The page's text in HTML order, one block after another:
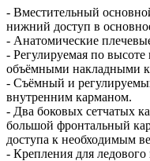
- Вместительный
нижний доступ в
- Анатомические
- Регулируемая по высоте
объёмными накладными
- Съёмный и
внутренним карманом.
- Два боковых сетчатых
большой фронтальный
доступа к необходимым
- Крепления для